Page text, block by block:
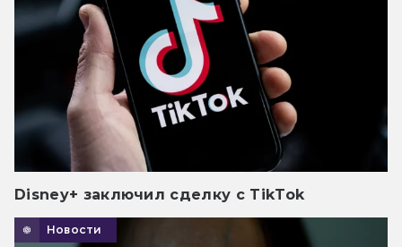
Disney+ заключил сделку с TikTok
Новости